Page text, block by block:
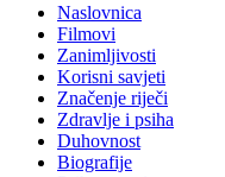
Naslovnica
Filmovi
Zanimljivosti
Korisni savjeti
Značenje riječi
Zdravlje i psiha
Duhovnost
Biografije